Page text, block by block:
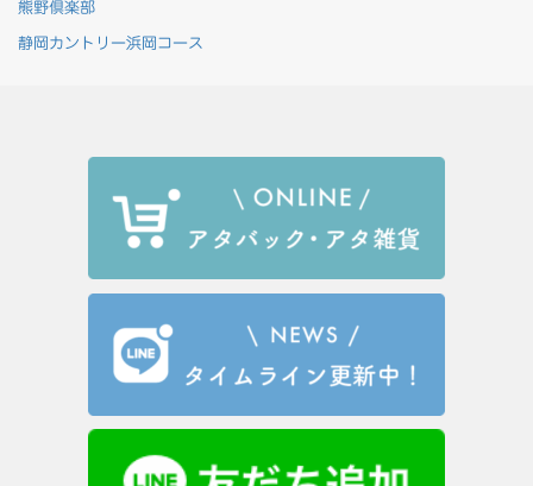
熊野倶楽部
静岡カントリー浜岡コース